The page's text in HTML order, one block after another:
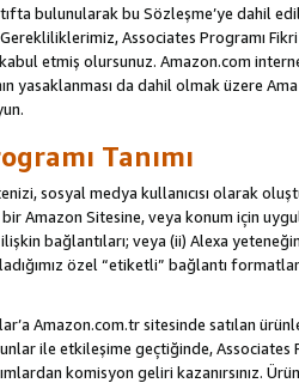
bulunularak bu Sözleşme’ye dahil
Associates Programı
etmiş olursunuz. Amazon.com
yasaklanması da dahil olmak üzere
Tanımı
sosyal medya kullanıcısı olarak
Amazon Sitesine, veya konum için
bağlantıları; veya (ii) Alexa
özel “etiketli” bağlantı
Amazon.com.tr sitesinde satılan
ile etkileşime geçtiğinde,
komisyon geliri kazanırsınız.